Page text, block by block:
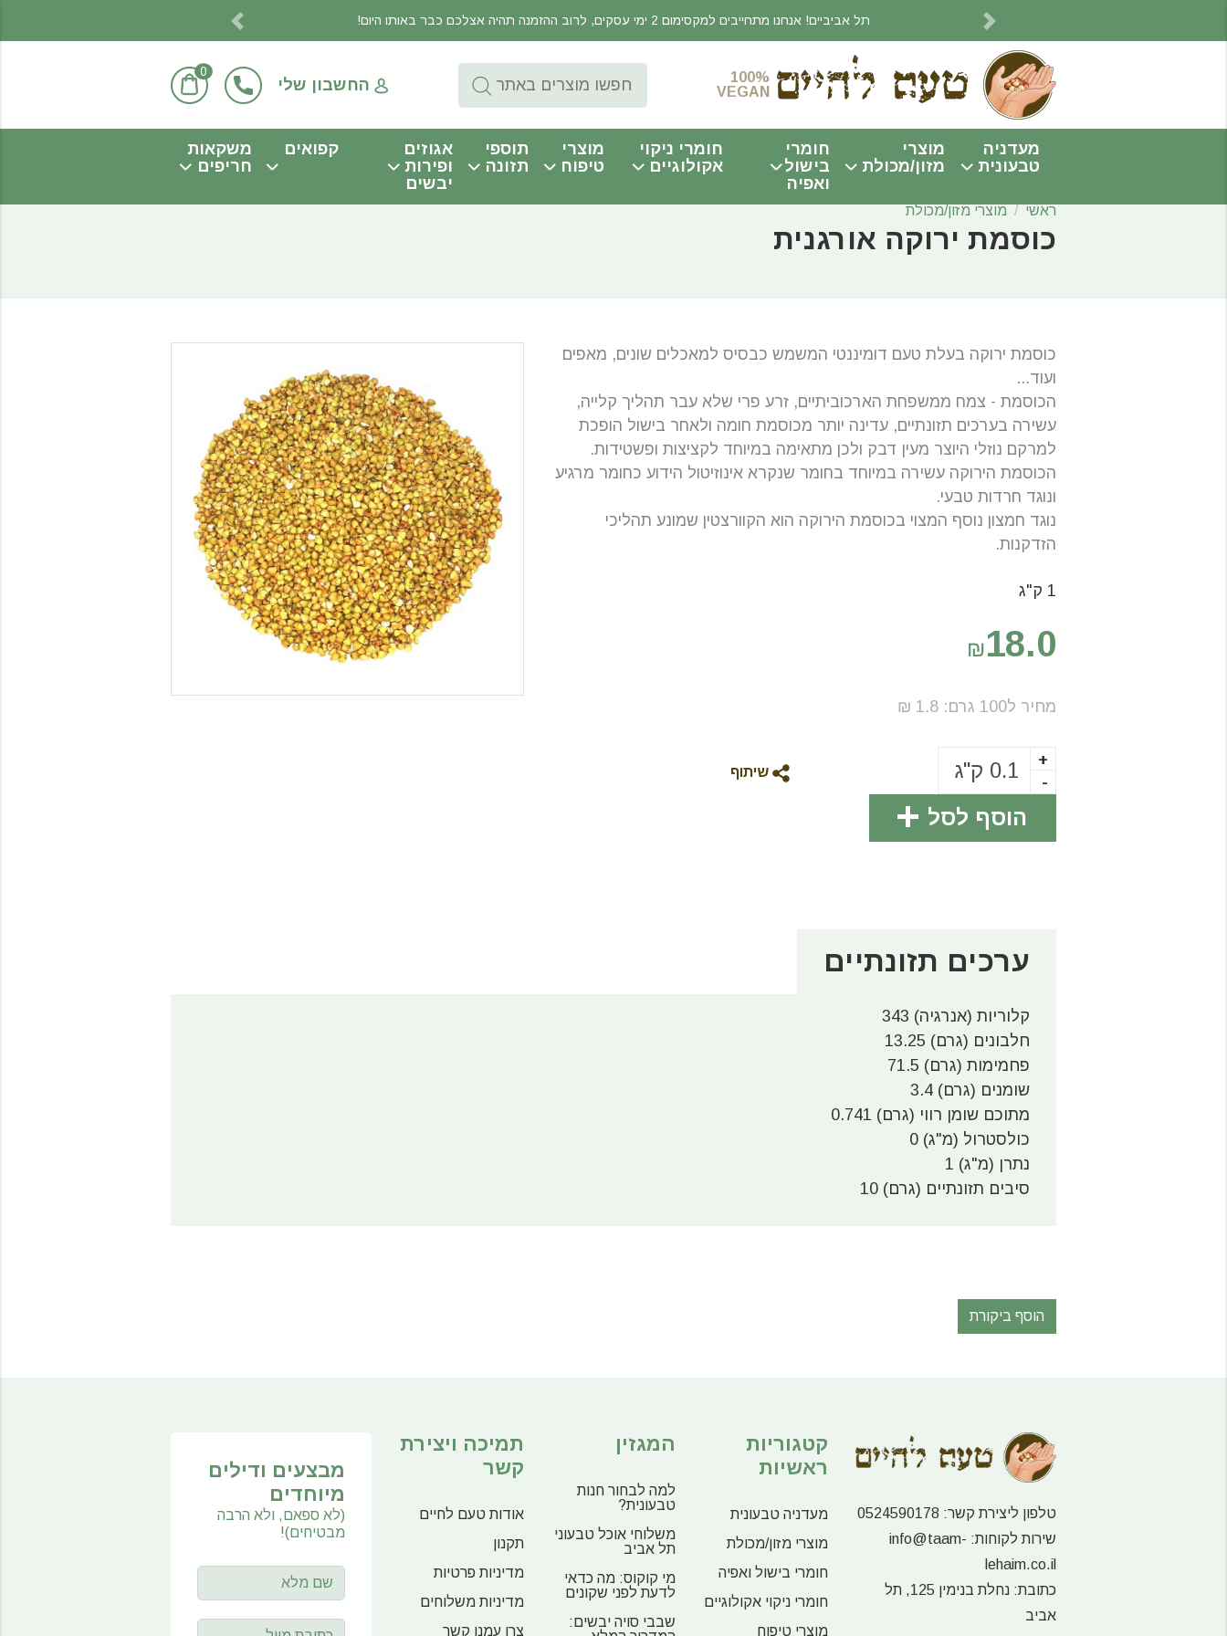
תל אביביים! אנחנו מתחייבים למקסימום 2 ימי עסקים, לרוב ההזמנה תהיה אצלכם כבר באותו היום!
Previous Next
100%
VEGAN
החשבון שלי
0
מעדניה
טבעונית
מוצרי
מזון/מכולת
חומרי
בישול
ואפיה
חומרי ניקוי
אקולוגיים
מוצרי
טיפוח
תוספי
תזונה
אגוזים
ופירות
יבשים
קפואים
משקאות
חריפים
ראשי מוצרי מזון/מכולת
כוסמת ירוקה אורגנית
כוסמת ירוקה בעלת טעם דומיננטי המשמש כבסיס למאכלים שונים, מאפים
ועוד...
הכוסמת - צמח ממשפחת הארכוביתיים, זרע פרי שלא עבר תהליך קלייה,
עשירה בערכים תזונתיים, עדינה יותר מכוסמת חומה ולאחר בישול הופכת
למרקם נוזלי היוצר מעין דבק ולכן מתאימה במיוחד לקציצות ופשטידות.
הכוסמת הירוקה עשירה במיוחד בחומר שנקרא אינוזיטול הידוע כחומר מרגיע
ונוגד חרדות טבעי.
נוגד חמצון נוסף המצוי בכוסמת הירוקה הוא הקוורצטין שמונע תהליכי
הזדקנות.
1 ק"ג
₪18.0
מחיר ל100 גרם:
1.8
₪
+
-
הוסף לסל
שיתוף
ערכים תזונתיים
קלוריות (אנרגיה) 343
חלבונים (גרם) 13.25
פחמימות (גרם) 71.5
שומנים (גרם) 3.4
מתוכם שומן רווי (גרם) 0.741
כולסטרול (מ"ג) 0
נתרן (מ"ג) 1
סיבים תזונתיים (גרם) 10
הוסף ביקורת
טלפון ליצירת קשר: 0524590178
שירות לקוחות: info@taam-
lehaim.co.il
כתובת:
נחלת בנימין 125, תל
אביב
קטגוריות
ראשיות
מעדניה טבעונית
מוצרי מזון/מכולת
חומרי בישול ואפיה
חומרי ניקוי אקולוגיים
מוצרי טיפוח
המגזין
למה לבחור חנות
טבעונית?
משלוחי אוכל טבעוני
תל אביב
מי קוקוס: מה כדאי
לדעת לפני שקונים
שבבי סויה יבשים:
תמיכה ויצירת
קשר
אודות טעם לחיים
תקנון
מדיניות פרטיות
מדיניות משלוחים
צרו עמנו קשר
מבצעים ודילים
מיוחדים
(לא ספאם, ולא הרבה
מבטיחים)!